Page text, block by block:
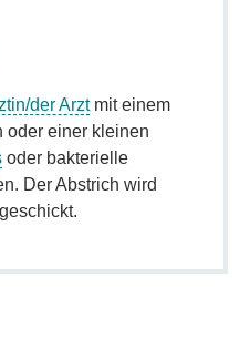
der Arztmit einem
oder einer kleinen
oder bakterielle
Der Abstrich wird